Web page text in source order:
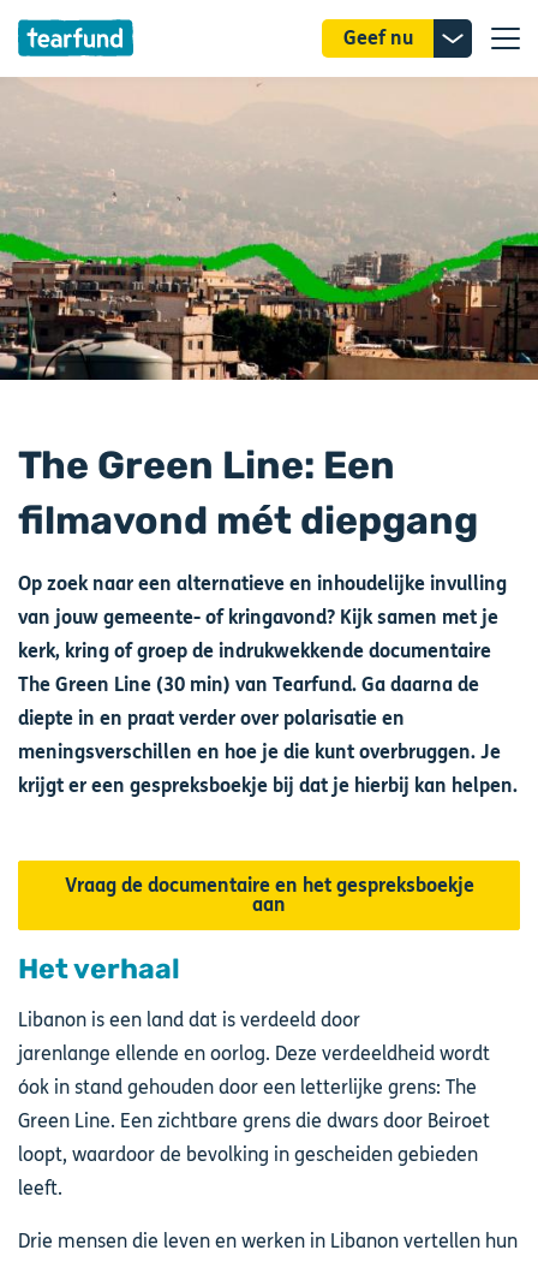
Geef nu
The Green Line: Een
filmavond mét diepgang
Op zoek naar een alternatieve en inhoudelijke invulling
van jouw gemeente- of kringavond? Kijk samen met je
kerk, kring of groep de indrukwekkende documentaire
The Green Line (30 min) van Tearfund. Ga daarna de
diepte in en praat verder over polarisatie en
meningsverschillen en hoe je die kunt overbruggen. Je
krijgt er een gespreksboekje bij dat je hierbij kan helpen.
Vraag de documentaire en het gespreksboekje
aan
Het verhaal
Libanon is een land dat is verdeeld door
jarenlange ellende en oorlog. Deze verdeeldheid wordt
óok in stand gehouden door een letterlijke grens: The
Green Line. Een zichtbare grens die dwars door Beiroet
loopt, waardoor de bevolking in gescheiden gebieden
leeft.
Drie mensen die leven en werken in Libanon vertellen hun